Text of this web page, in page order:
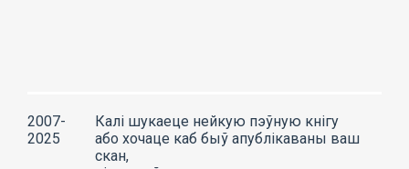
2007-
2025
Калі шукаеце нейкую пэўную кнігу
або хочаце каб быў апублікаваны ваш
скан,